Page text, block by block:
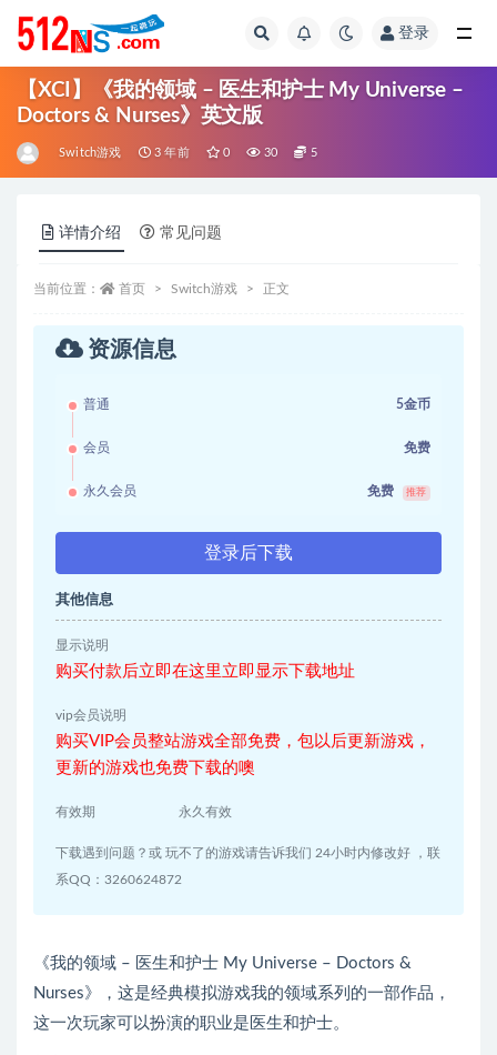
登录
【XCI】《我的领域 – 医生和护士 My Universe –
Doctors & Nurses》英文版
Switch游戏 3 年前 0 30 5
详情介绍 常见问题
当前位置： 首页 Switch游戏 正文
资源信息
普通 5金币
会员 免费
永久会员 免费 推荐
登录后下载
其他信息
显示说明
购买付款后立即在这里立即显示下载地址
vip会员说明
购买VIP会员整站游戏全部免费，包以后更新游戏，
更新的游戏也免费下载的噢
有效期 永久有效
下载遇到问题？或 玩不了的游戏请告诉我们 24小时内修改好 ，联
系QQ：3260624872
《我的领域 – 医生和护士 My Universe – Doctors &
Nurses》，这是经典模拟游戏我的领域系列的一部作品，
这一次玩家可以扮演的职业是医生和护士。